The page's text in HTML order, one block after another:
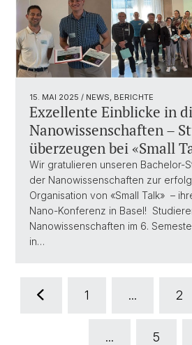
15. MAI 2025 / NEWS, BERICHTE
Exzellente Einblicke in
Nanowissenschaften –
überzeugen bei «Small
Wir gratulieren unseren Bachelor-
der Nanowissenschaften zur
Organisation von «Small Talk» –
Nano-Konferenz in Basel!
Nanowissenschaften im 6.
in…
1 ... 2
... 5